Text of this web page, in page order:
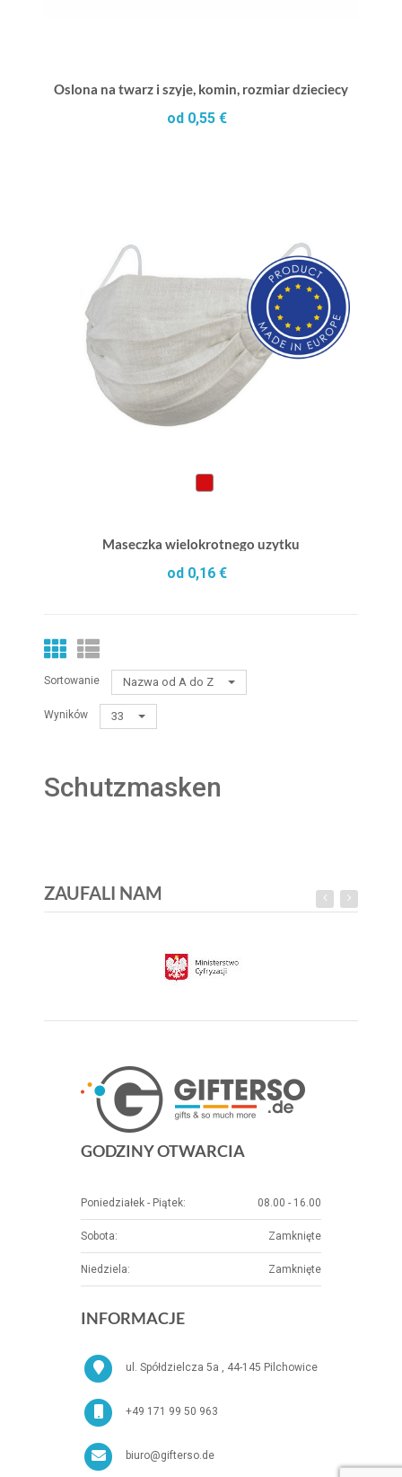
Oslona na twarz i szyje, komin, rozmiar dzieciecy
od 0,55 €
Maseczka wielokrotnego uzytku
od 0,16 €
Sortowanie Nazwa od A do Z
Wyników 33
Schutzmasken
ZAUFALI NAM
GODZINY OTWARCIA
Poniedziałek - Piątek: 08.00 - 16.00
Sobota: Zamknięte
Niedziela: Zamknięte
INFORMACJE
ul. Spółdzielcza 5a , 44-145 Pilchowice
+49 171 99 50 963
biuro@gifterso.de